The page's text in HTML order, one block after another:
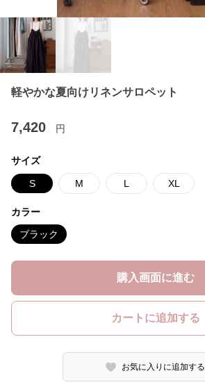
軽やかな夏向けリネンサロペット
7,420 円
サイズ
S M L XL
カラー
ブラック
購入画面に進む
カートに追加する
お気に入りに追加する